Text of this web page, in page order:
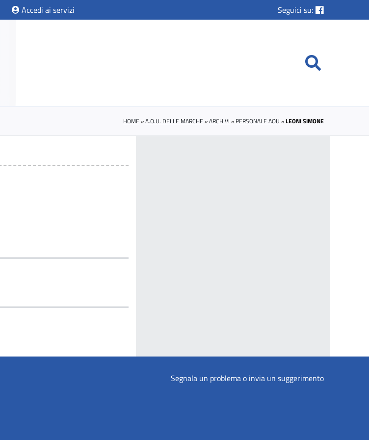
Accedi ai servizi Seguici su:
HOME »A.O.U. DELLE MARCHE »ARCHIVI » PERSONALE AOU »LEONI SIMONE
Segnala un problema o invia un suggerimento